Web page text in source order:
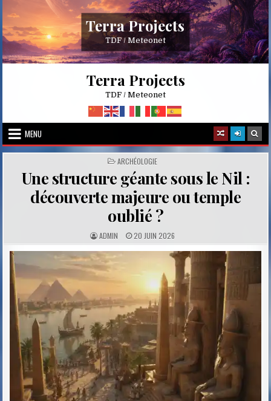
content
Terra Projects
TDF / Meteonet
Terra Projects
TDF / Meteonet
MENU
POSTED
IN
ARCHÉOLOGIE
Une structure géante sous le Nil :
découverte majeure ou temple
oublié ?
A
U
T
H
O
R
:
ADMIN P
U
B
D
D
A
T
E
20 JUIN 2026